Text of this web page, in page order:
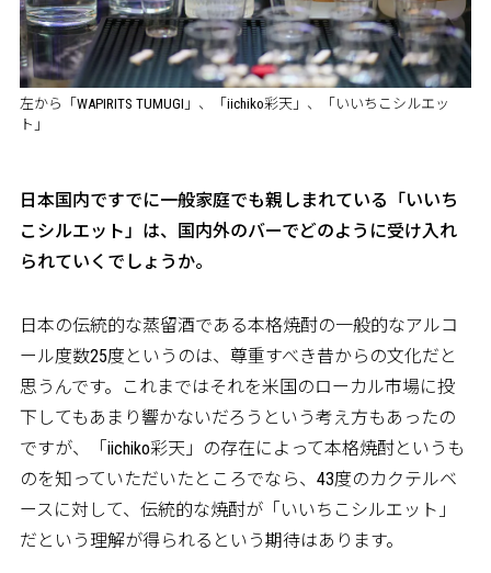
左から「WAPIRITS TUMUGI」、「iichiko彩天」、「いいちこシルエッ
ト」
――日本国内ですでに一般家庭でも親しまれている「いいち
こシルエット」は、国内外のバーでどのように受け入れ
られていくでしょうか。
日本の伝統的な蒸留酒である本格焼酎の一般的なアルコ
ール度数25度というのは、尊重すべき昔からの文化だと
思うんです。これまではそれを米国のローカル市場に投
下してもあまり響かないだろうという考え方もあったの
ですが、「iichiko彩天」の存在によって本格焼酎というも
のを知っていただいたところでなら、43度のカクテルベ
ースに対して、伝統的な焼酎が「いいちこシルエット」
だという理解が得られるという期待はあります。